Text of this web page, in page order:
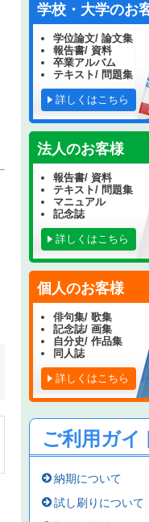
学校・大学のお
学位論文/ 論文集
報告書/ 資料
卒業アルバム
テキスト/ 問題集
詳しくはこちら
法人のお客様
報告書/ 資料
テキスト/ 問題集
マニュアル
記念誌
詳しくはこちら
個人のお客様
俳句集/ 歌集
記念誌/ 画集
自分史/ 作品集
同人誌
詳しくはこちら
ご利用ガイ
納期について
試し刷りについて